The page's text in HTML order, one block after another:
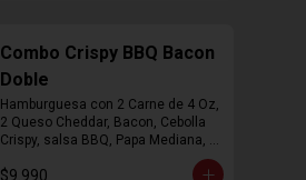
Combo Crispy BBQ Bacon
Doble
Hamburguesa con 2 Carne de 4 Oz,
2 Queso Cheddar, Bacon, Cebolla
Crispy, salsa BBQ, Papa Mediana,
$9.990